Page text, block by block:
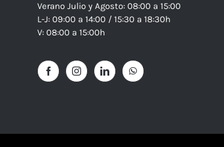
Verano Julio y Agosto: 08:00 a 15:00
L-J: 09:00 a 14:00 / 15:30 a 18:30h
V: 08:00 a 15:00h